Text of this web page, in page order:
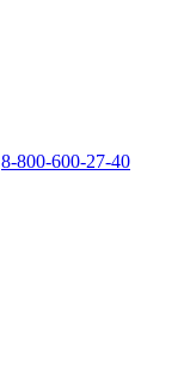
8-800-600-27-40